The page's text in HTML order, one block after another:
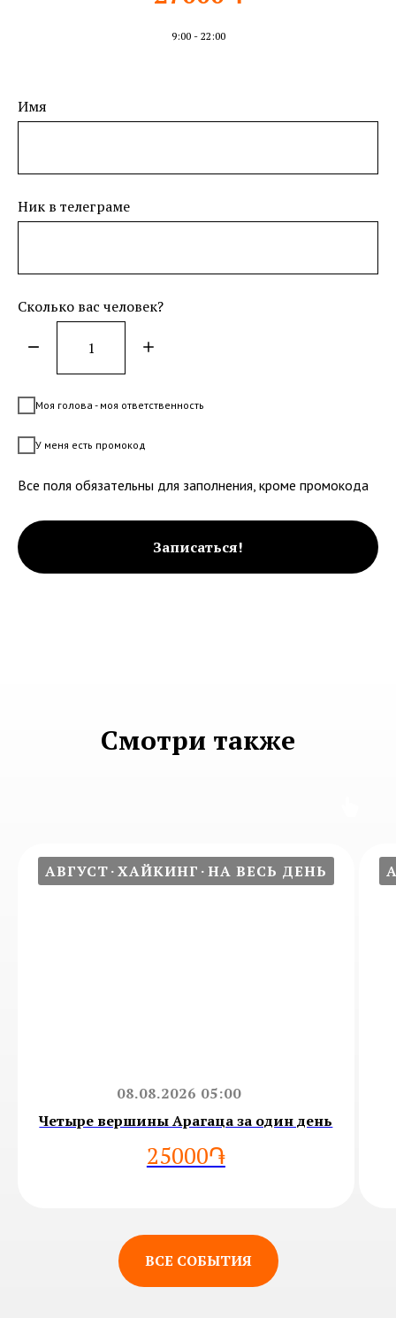
9:00 - 22:00
Имя
Ник в телеграме
Сколько вас человек?
Моя голова - моя ответственность
У меня есть промокод
Все поля обязательны для заполнения, кроме промокода
Записаться!
Смотри также
АВГУСТ ХАЙКИНГ НА ВЕСЬ ДЕНЬ
08.08.2026 05:00
Четыре вершины Арагаца за один день
25000֏
ВСЕ СОБЫТИЯ